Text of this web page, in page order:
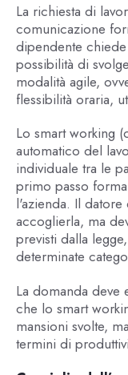
La richiesta di
comunicazione
dipendente
possibilità di
modalità agile,
flessibilità oraria,
Lo smart working
automatico del
individuale tra le
primo passo
l'azienda. Il
accoglierla, ma
previsti dalla
determinate
La domanda deve
che lo smart
mansioni svolte,
termini di